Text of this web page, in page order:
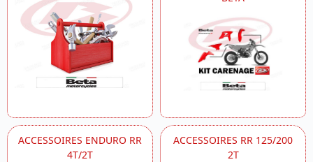
ACCESSOIRES ENDURO RR
4T/2T
ACCESSOIRES RR 125/200
2T